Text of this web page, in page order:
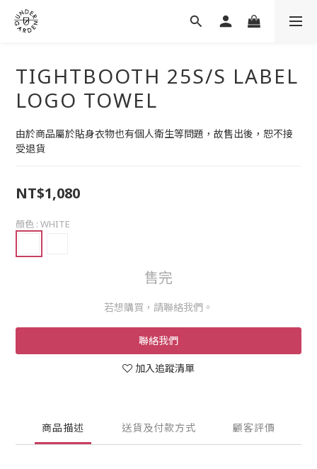
TIGHTBOOTH 25S/S LABEL
LOGO TOWEL
由於商品屬於貼身衣物也有個人衛生等問題，故售出後，恕不接
受退貨
NT$1,080
顏色 : WHITE
售完
若想購買，請聯絡我們。
聯絡我們
加入追蹤清單
商品描述 送貨及付款方式 顧客評價